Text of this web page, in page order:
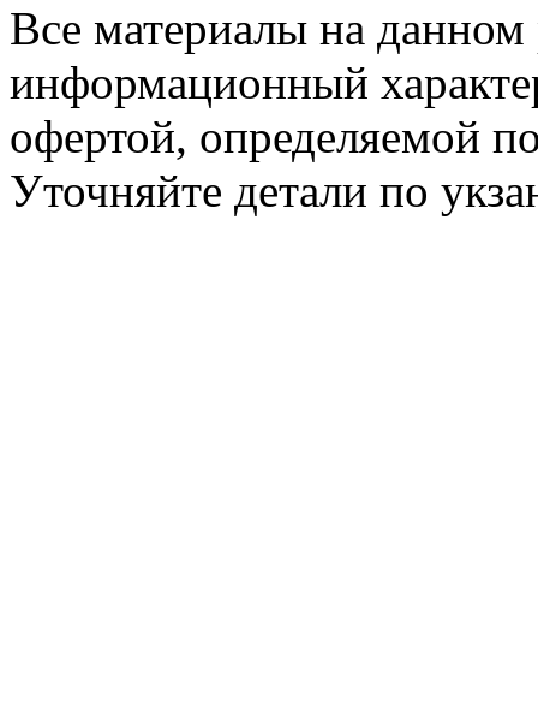
Все материалы на данном
информационный
офертой, определяемой
Уточняйте детали по